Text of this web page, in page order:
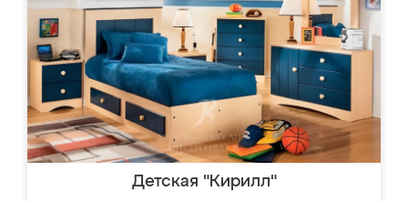
Детская "Кирилл"